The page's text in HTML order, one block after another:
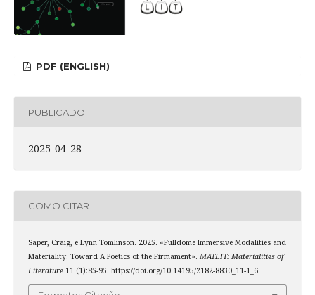
PDF (ENGLISH)
PUBLICADO
2025-04-28
COMO CITAR
Saper, Craig, e Lynn Tomlinson. 2025. «Fulldome Immersive Modalities and
Materiality: Toward A Poetics of the Firmament». MATLIT: Materialities of
Literature11 (1):85-95. https://doi.org/10.14195/2182-8830_11-1_6.